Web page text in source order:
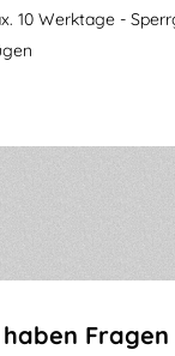
10 Werktage -
haben